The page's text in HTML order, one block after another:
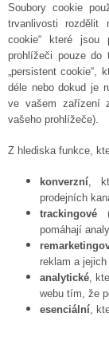
Soubory cookie
trvanlivosti rozdělit
cookie“ které jsou
prohlížeči pouze do
„persistent cookie“,
déle nebo dokud je
ve vašem zařízení
vašeho prohlížeče).
Z hlediska funkce,
konverzní ,
prodejních
trackingové
pomáhají
reklam a
analytické ,
webu tím, že
esenciální ,